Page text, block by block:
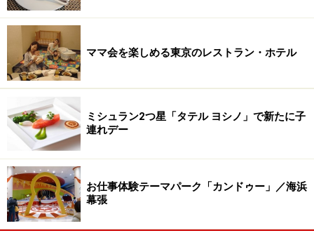
ママ会を楽しめる東京のレストラン・ホテル
ミシュラン2つ星「タテル ヨシノ」で新たに子
連れデー
お仕事体験テーマパーク「カンドゥー」／海浜
幕張